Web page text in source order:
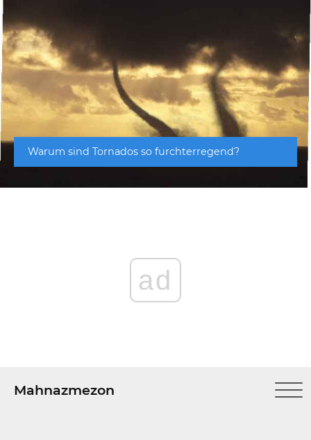
Warum sind Tornados so furchterregend?
ad
Mahnazmezon